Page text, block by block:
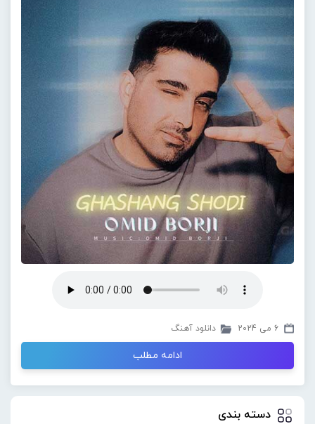
6 می 2024 دانلود آهنگ
ادامه مطلب
دسته بندی